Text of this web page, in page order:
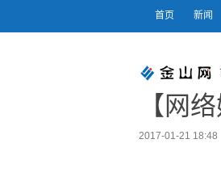
首页 新闻
【网
2017-01-21 18:48